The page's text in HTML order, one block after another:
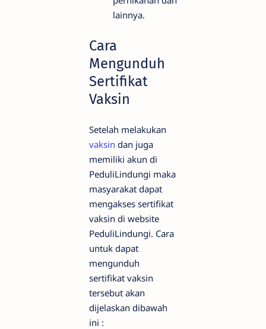
lainnya.
Cara
Mengunduh
Sertifikat
Vaksin
Setelah melakukan
vaksin dan juga
memiliki akun di
PeduliLindungi maka
masyarakat dapat
mengakses sertifikat
vaksin di website
PeduliLindungi. Cara
untuk dapat
mengunduh
sertifikat vaksin
tersebut akan
dijelaskan dibawah
ini :